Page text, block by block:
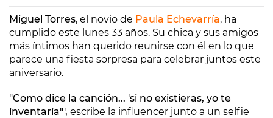
Miguel Torres, el novio de Paula Echevarría, ha
cumplido este lunes 33 años. Su chica y sus amigos
más íntimos han querido reunirse con él en lo que
parece una fiesta sorpresa para celebrar juntos este
aniversario.
"Como dice la canción... 'si no existieras, yo te
inventaría"', escribe la influencer junto a un selfie